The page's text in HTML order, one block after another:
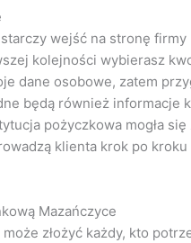
wejść na stronę
kolejności wybierasz
dane osobowe, zatem
będą również informacje
pożyczkowa mogła się
klienta krok po
Mazańczyce
złożyć każdy, kto